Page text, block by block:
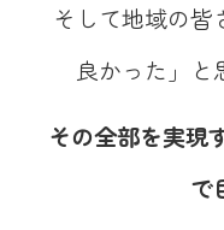
そして地域の皆
良かった」と
その全部を実現
で